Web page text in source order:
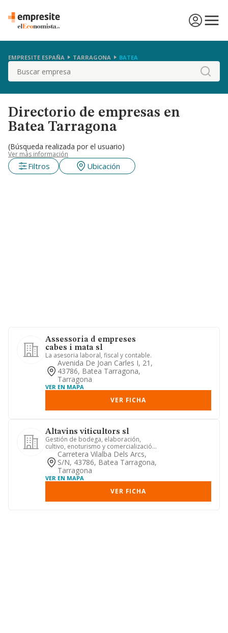
EMPRESITE ESPAÑA TARRAGONA BATEA
Buscar
Directorio de empresas en
Batea Tarragona
(Búsqueda realizada por el usuario)
Ver más información
Filtros Ubicación
Assessoria d empreses
cabes i mata sl
La asesoria laboral, fiscal y contable.
Avenida De Joan Carles I, 21,
43786, Batea Tarragona,
Tarragona
VER EN MAPA
VER FICHA
Altavins viticultors sl
Gestión de bodega, elaboración,
cultivo, enoturismo y comercialización
de vinos denominación de ori...
Carretera Vilalba Dels Arcs,
S/n, 43786, Batea Tarragona,
Tarragona
VER EN MAPA
VER FICHA